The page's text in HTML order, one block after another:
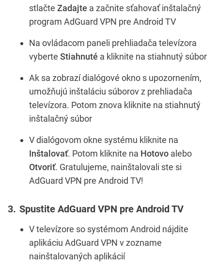
stlačte Zadajte a začnite sťahovať inštalačný
program AdGuard VPN pre Android TV
Na ovládacom paneli prehliadača televízora
vyberte Stiahnuté a kliknite na stiahnutý súbor
Ak sa zobrazí dialógové okno s upozornením,
umožňujú inštaláciu súborov z prehliadača
televízora. Potom znova kliknite na stiahnutý
inštalačný súbor
V dialógovom okne systému kliknite na
Inštalovať. Potom kliknite na Hotovo alebo
Otvoriť. Gratulujeme, nainštalovali ste si
AdGuard VPN pre Android TV!
Spustite AdGuard VPN pre Android TV
V televízore so systémom Android nájdite
aplikáciu AdGuard VPN v zozname
nainštalovaných aplikácií